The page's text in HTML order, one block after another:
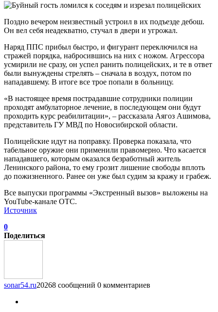
Поздно вечером неизвестный устроил в их подъезде дебош.
Он вел себя неадекватно, стучал в двери и угрожал.
Наряд ППС прибыл быстро, и фигурант переключился на
стражей порядка, набросившись на них с ножом. Агрессора
усмирили не сразу, он успел ранить полицейских, и те в ответ
были вынуждены стрелять – сначала в воздух, потом по
нападавшему. В итоге все трое попали в больницу.
«В настоящее время пострадавшие сотрудники полиции
проходят амбулаторное лечение, в последующем они будут
проходить курс реабилитации», – рассказала Аягоз Ашимова,
представитель ГУ МВД по Новосибирской области.
Полицейские идут на поправку. Проверка показала, что
табельное оружие они применили правомерно. Что касается
нападавшего, которым оказался безработный житель
Ленинского района, то ему грозит лишение свободы вплоть
до пожизненного. Ранее он уже был судим за кражу и грабеж.
Все выпуски программы «Экстренный вызов» выложены на
YouTube-канале ОТС.
Источник
0
Поделиться
sonar54.ru20268 сообщений 0 комментариев